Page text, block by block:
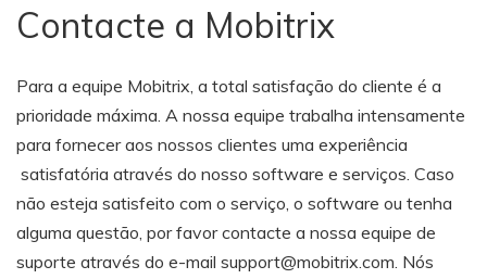
Contacte a Mobitrix
Para a equipe Mobitrix, a total satisfação do cliente é a
prioridade máxima. A nossa equipe trabalha intensamente
para fornecer aos nossos clientes uma experiência
satisfatória através do nosso software e serviços. Caso
não esteja satisfeito com o serviço, o software ou tenha
alguma questão, por favor contacte a nossa equipe de
suporte através do e-mail support@mobitrix.com. Nós